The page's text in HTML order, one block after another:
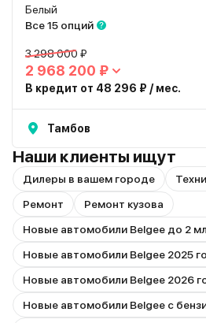
Белый
Все 15 опций
3 298 000 ₽
2 968 200 ₽
В кредит от 48 296 ₽ / мес.
Тамбов
Наши клиенты ищут
Дилеры в вашем городе
Ремонт
Ремонт кузова
Новые автомобили Belgee до 2
Новые автомобили Belgee 2025
Новые автомобили Belgee 2026